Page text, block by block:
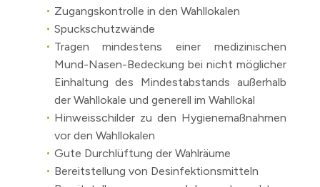
Zugangskontrolle in den Wahllokalen
Spuckschutzwände
Tragen mindestens einer medizinischen
Mund-Nasen-Bedeckung bei nicht möglicher
Einhaltung des Mindestabstands außerhalb
der Wahllokale und generell im Wahllokal
Hinweisschilder zu den Hygienemaßnahmen
vor den Wahllokalen
Gute Durchlüftung der Wahlräume
Bereitstellung von Desinfektionsmitteln